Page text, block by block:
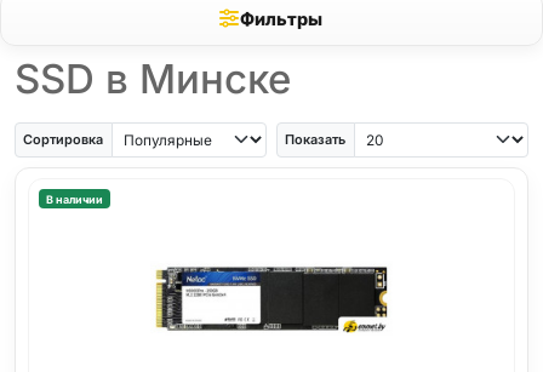
Фильтры
SSD в Минске
Сортировка Показать
В наличии